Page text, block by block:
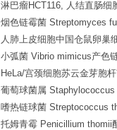
淋巴瘤HCT116, 人结直肠细
烟色链霉菌 Streptomyces
人肺上皮细胞中国仓鼠卵巢
小弧菌 Vibrio mimicus产色
HeLa/宫颈细胞苏云金芽胞
葡萄球菌属
嗜热链球菌 Streptococcus
托姆青霉 Penicillium thomii